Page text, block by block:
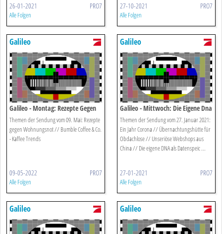
26-01-2021 PRO7
Alle Folgen
27-10-2021 PRO7
Alle Folgen
Galileo
Galileo - Montag: Rezepte Gegen
Wohnungsnot
Themen der Sendung vom 09. Mai: Rezepte
gegen Wohnungsnot // Bumble Coffee & Co.
- Kaffee Trends
09-05-2022 PRO7
Alle Folgen
Galileo
Galileo - Mittwoch: Die Eigene Dna
Als Festplatte?
Themen der Sendung vom 27. Januar 2021:
Ein Jahr Corona // Übernachtungshütte für
Obdachlose // Unseriöse Webshops aus
China // Die eigene DNA als Datenspeic ...
27-01-2021 PRO7
Alle Folgen
Galileo Galileo